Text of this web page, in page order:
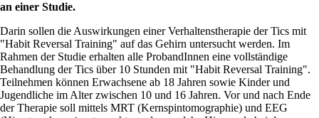
an einer Studie.
Darin sollen die Auswirkungen einer Verhaltenstherapie der Tics mit
"Habit Reversal Training" auf das Gehirn untersucht werden. Im
Rahmen der Studie erhalten alle ProbandInnen eine vollständige
Behandlung der Tics über 10 Stunden mit "Habit Reversal Training".
Teilnehmen können Erwachsene ab 18 Jahren sowie Kinder und
Jugendliche im Alter zwischen 10 und 16 Jahren. Vor und nach Ende
der Therapie soll mittels MRT (Kernspintomographie) und EEG